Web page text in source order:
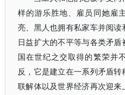
样的游乐胜地、雇员同她雇
亮、黑人也拥有私家车并阅读
日益扩大的不平等与各类矛
国在世纪之交取得的繁荣并
反，它是建立在一系列矛盾
联解体以及世界经济再次迎